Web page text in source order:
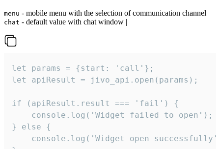
menu - mobile menu with the selection of communication channel
chat - default value with chat window |
let params = {start: 'call'};
let apiResult = jivo_api.open(params);
if (apiResult.result === 'fail') {
    console.log('Widget failed to open');
} else {
console.log('Widget open